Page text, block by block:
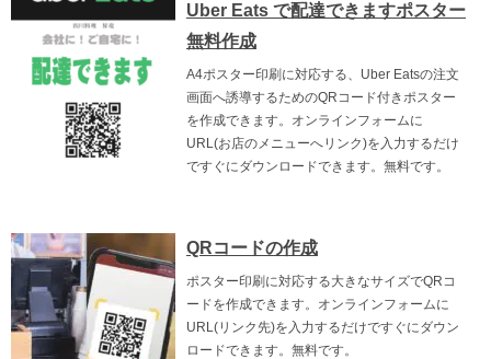
Uber Eats で配達できますポスター
無料作成
A4ポスター印刷に対応する、Uber Eatsの注文
画面へ誘導するためのQRコード付きポスター
を作成できます。オンラインフォームに
URL(お店のメニューへリンク)を入力するだけ
ですぐにダウンロードできます。無料です。
QRコードの作成
ポスター印刷に対応する大きなサイズでQRコ
ードを作成できます。オンラインフォームに
URL(リンク先)を入力するだけですぐにダウン
ロードできます。無料です。